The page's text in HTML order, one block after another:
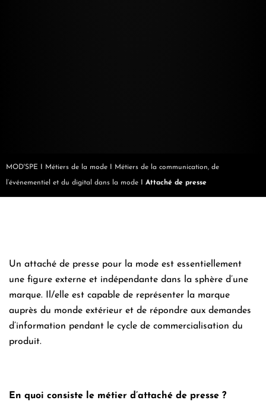
MOD'SPE Métiers de la mode Métiers de la communication, de
l’événementiel et du digital dans la mode Attaché de presse
Un attaché de presse pour la mode est essentiellement
une figure externe et indépendante dans la sphère d’une
marque. Il/elle est capable de représenter la marque
auprès du monde extérieur et de répondre aux demandes
d’information pendant le cycle de commercialisation du
produit.
En quoi consiste le métier d’attaché de presse ?